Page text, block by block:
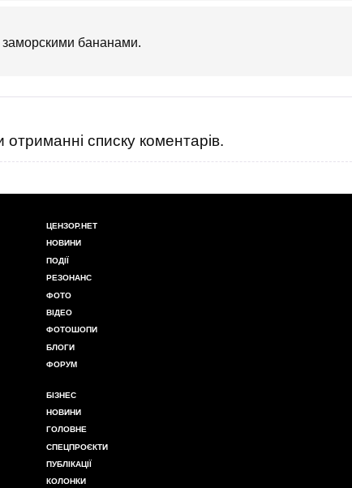
заморскими бананами.
списку коментарів.
ЦЕНЗОР.НЕТ
НОВИНИ
ПОДІЇ
РЕЗОНАНС
ФОТО
ВІДЕО
ФОТОШОПИ
БЛОГИ
ФОРУМ
БІЗНЕС
НОВИНИ
ГОЛОВНЕ
СПЕЦПРОЄКТИ
ПУБЛІКАЦІЇ
КОЛОНКИ